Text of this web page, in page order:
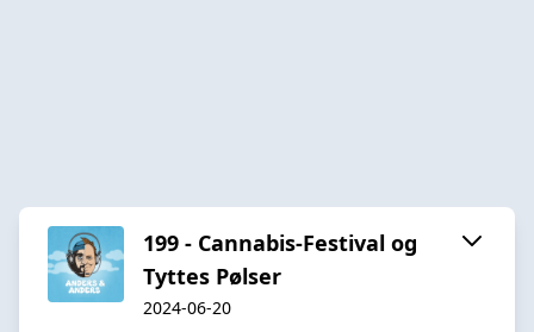
199 - Cannabis-Festival og
Tyttes Pølser
2024-06-20